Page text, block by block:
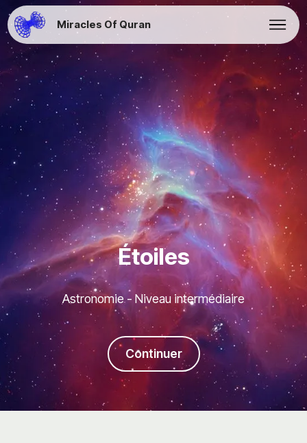
Miracles Of Quran
Étoiles
Astronomie - Niveau intermédiaire
Continuer